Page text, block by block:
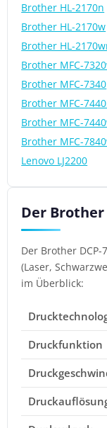
Brother HL-2170n
Brother HL-2170w
Brother HL-
Brother MFC-
Brother MFC-7340
Brother MFC-
Brother MFC-
Brother MFC-
Lenovo LJ2200
Der Brother
Der Brother
(Laser,
im Überblick:
Druckfunktion